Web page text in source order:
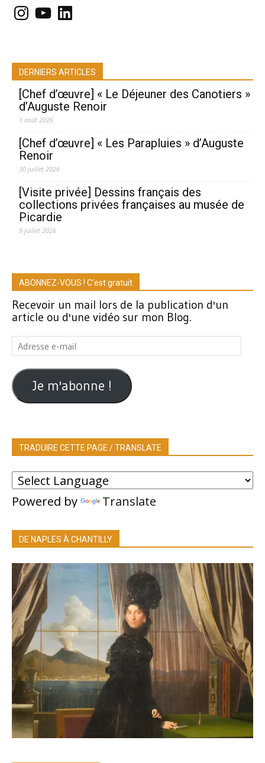
Instagram
YouTubeLinkedIn
DERNIERS ARTICLES
[Chef d’œuvre] « Le Déjeuner des Canotiers »
d’Auguste Renoir
1 août 2026
[Chef d’œuvre] « Les Parapluies » d’Auguste
Renoir
30 juillet 2026
[Visite privée] Dessins français des
collections privées françaises au musée de
Picardie
9 juillet 2026
ABONNEZ-VOUS ! C'est gratuit
Recevoir un mail lors de la publication d'un
article ou d'une vidéo sur mon Blog.
Adresse
e-
mail
Je m'abonne !
TRADUIRE CETTE PAGE / TRANSLATE
Powered by Translate
DE NAPLES À CHANTILLY